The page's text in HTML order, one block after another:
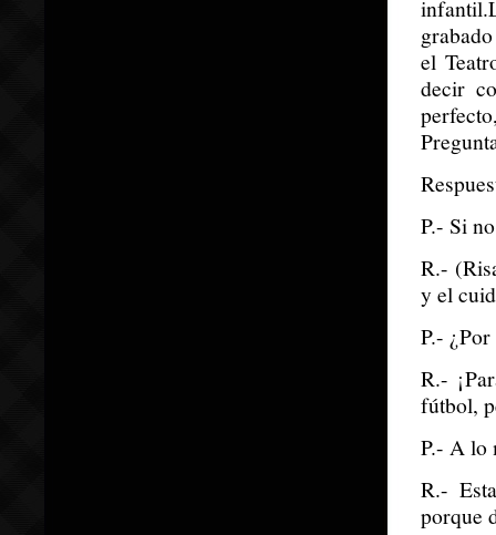
el
decir
P.- Si
R.-
y el
P.-
R.-
fútbol,
P.- A lo
R.-
porque